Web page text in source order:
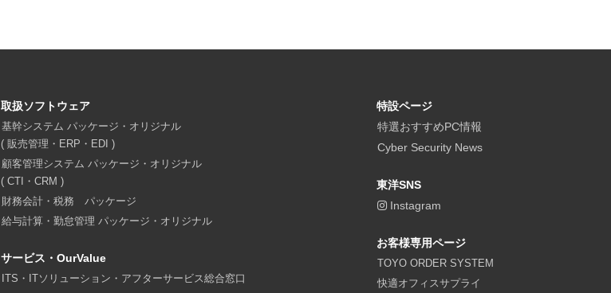
取扱ソフトウェア
基幹システム パッケージ・オリジナル
( 販売管理・ERP・EDI )
顧客管理システム パッケージ・オリジナル
( CTI・CRM )
財務会計・税務 パッケージ
給与計算・勤怠管理 パッケージ・オリジナル
サービス・OurValue
ITS・ITソリューション・アフターサービス総合窓口
特設ページ
特選おすすめPC情報
Cyber Security News
東洋SNS
Instagram
お客様専用ページ
TOYO ORDER SYSTEM
快適オフィスサプライ